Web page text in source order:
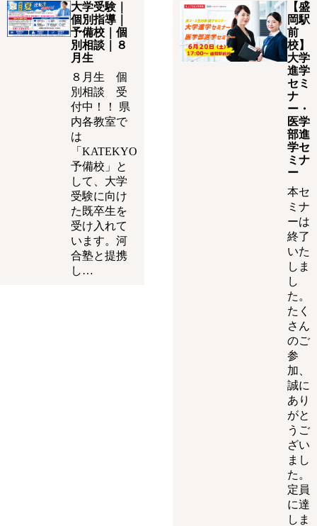
大学受験｜
個別指導｜
予備校｜個
別相談｜８
月生
８月生 個
別相談 受
付中！！ 県
内各教室で
は
「KATEKYO
予備校」と
して、大学
受験に向け
た既卒生を
受け入れて
います。河
合塾と提携
し…
【盛
岡駅
前
校】
大学
進学
セミ
ナ
ー・
医学
部進
学セ
ミナ
ー
本セ
ミナ
ーは
終了
いた
しま
し
た。
たく
さん
のご
参
加、
誠に
あり
がと
うご
ざい
まし
た。
定員
に達
しま